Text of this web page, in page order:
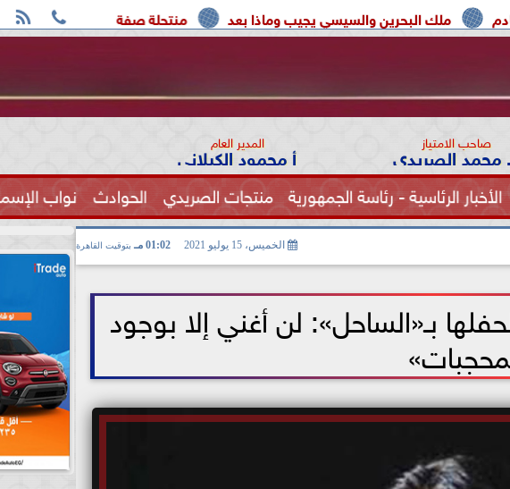
 
منتحلة صفة صحفية تعترف: واقعة التحرش والسيسي يجيب وماذا بعد
صاحب الامتياز
محمد الصريدي المدير العام
أ محمود الكيلاني
الأخبار الرئاسية - رئاسة الجمهورية منتجات الصريدي الحوادث نواب
الصحة الخميس، 15 يوليو 2021 01:02 مـ بتوقيت القاهرة
بـ«الساحل»: لن أغني إلا بوجود